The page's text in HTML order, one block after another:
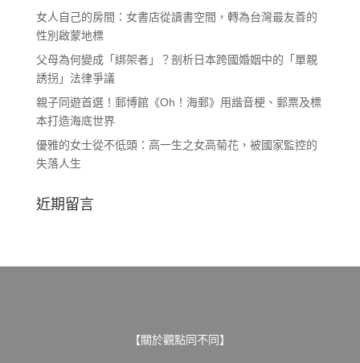
女人自己的房間：女書店從讀書空間，轉為台灣最友善的
性別啟蒙地標
父母為何變成「綁架者」？剖析日本跨國婚姻中的「單親
誘拐」法律爭議
親子同遊首選！郵博館《Oh！海郵》用諧音梗、郵票及標
本打造海底世界
優雅的女士從不低頭：高一生之女高菊花，被國家監控的
失落人生
近期留言
【關於觀點同不同】